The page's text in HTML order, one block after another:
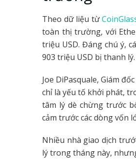
Theo dữ liệu từ
toàn thị trường, với
triệu USD. Đáng chú ý,
903 triệu USD bị thanh lý.
Joe DiPasquale, Giám
chỉ là yếu tố khởi phát,
tâm lý dè chừng trước
cảm trước các dòng vốn
Nhiều nhà giao dịch
lý trong tháng này,